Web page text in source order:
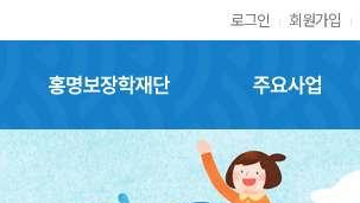
로그인 회원가입
홍명보장학재단 주요사업